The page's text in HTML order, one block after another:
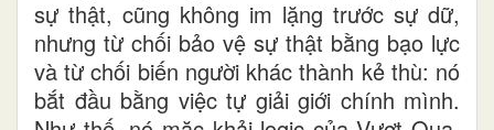
sự thật, cũng không im lặng trước sự dữ,
nhưng từ chối bảo vệ sự thật bằng bạo lực
và từ chối biến người khác thành kẻ thù: nó
bắt đầu bằng việc tự giải giới chính mình.